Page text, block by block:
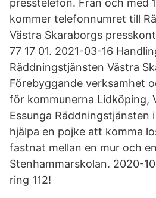
presstelefon. Från och med
kommer telefonnumret till
Västra Skaraborgs
77 17 01. 2021-03-16
Räddningstjänsten Västra
Förebyggande verksamhet
för kommunerna Lidköping,
Essunga Räddningstjänsten
hjälpa en pojke att komma
fastnat mellan en mur och
Stenhammarskolan. 2020-
ring 112!